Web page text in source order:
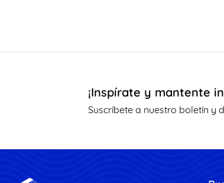
¡Inspírate y mantente
Suscríbete a nuestro boletín y